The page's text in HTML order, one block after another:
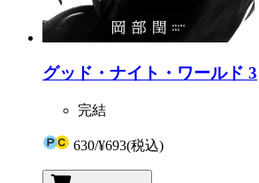
グッド・ナイト・ワールド 3
完結
630/¥693(税込)